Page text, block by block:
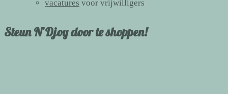
vacatures voor vrijwilligers
Steun N’Djoy door te shoppen!